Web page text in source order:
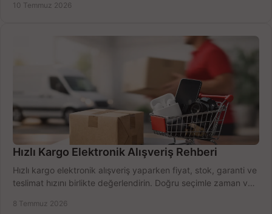
10 Temmuz 2026
Hızlı Kargo Elektronik Alışveriş Rehberi
Hızlı kargo elektronik alışveriş yaparken fiyat, stok, garanti ve
teslimat hızını birlikte değerlendirin. Doğru seçimle zaman ve
8 Temmuz 2026